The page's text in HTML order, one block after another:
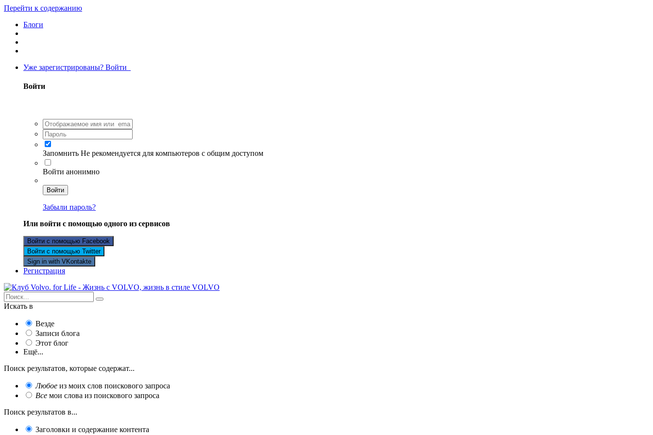
Перейти к содержанию
Блоги
Уже зарегистрированы? Войти
Войти
Запомнить Не рекомендуется для компьютеров с общим доступом
Войти анонимно
Войти
Забыли пароль?
Или войти с помощью одного из сервисов
Войти с помощью Facebook
Войти с помощью Twitter
Sign in with VKontakte
Регистрация
Искать в
Везде
Записи блога
Этот блог
Ещё...
Поиск результатов, которые содержат...
Любое из моих слов поискового запроса
Все мои слова из поискового запроса
Поиск результатов в...
Заголовки и содержание контента